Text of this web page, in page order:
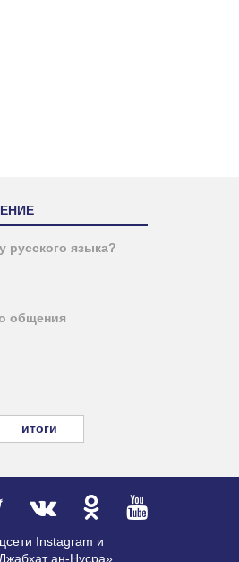
русского языка?
общения
итоги
Instagram и
ан-Нусра»,